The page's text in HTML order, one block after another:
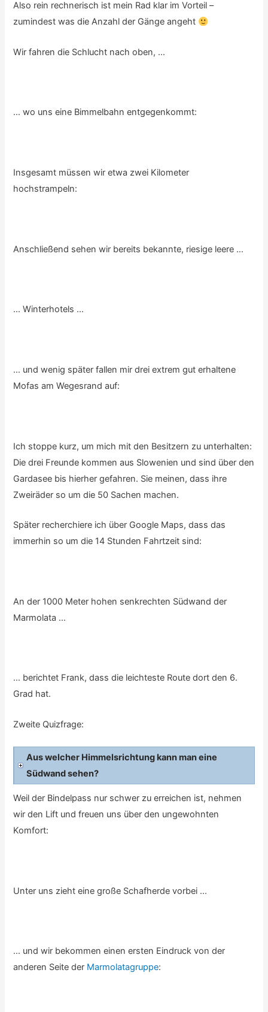
Also rein rechnerisch ist mein Rad klar im Vorteil –
zumindest was die Anzahl der Gänge angeht
Wir fahren die Schlucht nach oben, …
… wo uns eine Bimmelbahn entgegenkommt:
Insgesamt müssen wir etwa zwei Kilometer
hochstrampeln:
Anschließend sehen wir bereits bekannte, riesige leere …
… Winterhotels …
… und wenig später fallen mir drei extrem gut erhaltene
Mofas am Wegesrand auf:
Ich stoppe kurz, um mich mit den Besitzern zu unterhalten:
Die drei Freunde kommen aus Slowenien und sind über den
Gardasee bis hierher gefahren. Sie meinen, dass ihre
Zweiräder so um die 50 Sachen machen.
Später recherchiere ich über Google Maps, dass das
immerhin so um die 14 Stunden Fahrtzeit sind:
An der 1000 Meter hohen senkrechten Südwand der
Marmolata …
… berichtet Frank, dass die leichteste Route dort den 6.
Grad hat.
Zweite Quizfrage:
Aus welcher Himmelsrichtung kann man eine
Südwand sehen?
Weil der Bindelpass nur schwer zu erreichen ist, nehmen
wir den Lift und freuen uns über den ungewohnten
Komfort:
Unter uns zieht eine große Schafherde vorbei …
… und wir bekommen einen ersten Eindruck von der
anderen Seite der Marmolatagruppe: